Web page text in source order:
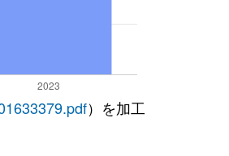
）を加工